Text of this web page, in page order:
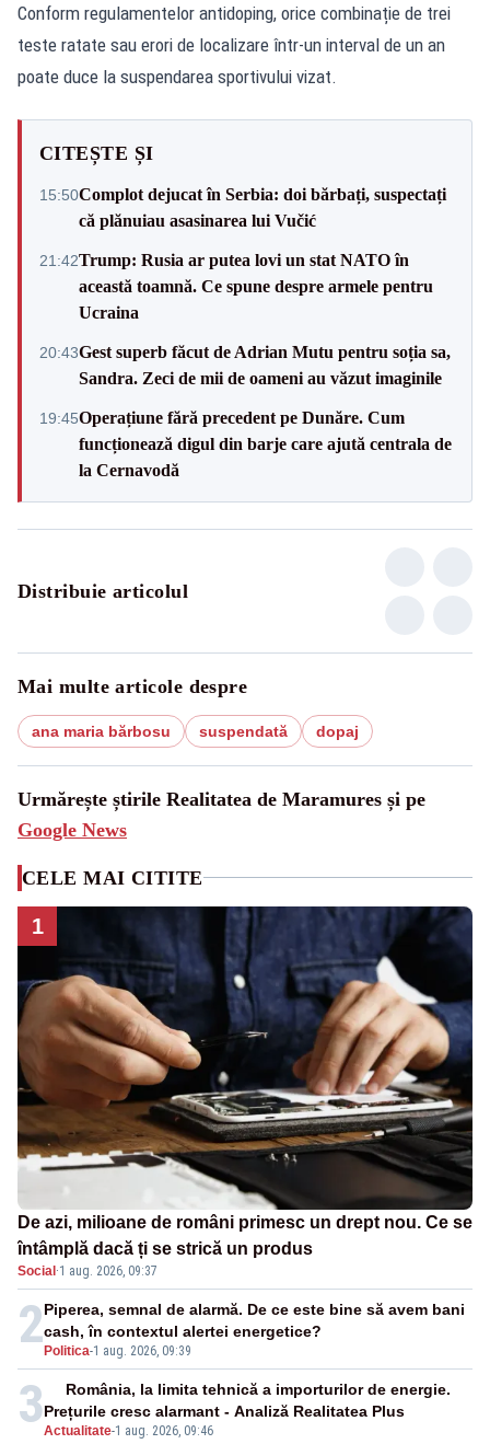
Conform regulamentelor antidoping, orice combinație de trei
teste ratate sau erori de localizare într-un interval de un an
poate duce la suspendarea sportivului vizat.
CITEȘTE ȘI
15:50Complot dejucat în Serbia: doi bărbați, suspectați
că plănuiau asasinarea lui Vučić
21:42Trump: Rusia ar putea lovi un stat NATO în
această toamnă. Ce spune despre armele pentru
Ucraina
20:43Gest superb făcut de Adrian Mutu pentru soția sa,
Sandra. Zeci de mii de oameni au văzut imaginile
19:45Operațiune fără precedent pe Dunăre. Cum
funcționează digul din barje care ajută centrala de
la Cernavodă
Distribuie articolul
Mai multe articole despre
ana maria bărbosu suspendată dopaj
Urmărește știrile Realitatea de Maramures și pe
Google News
CELE MAI CITITE
1
De azi, milioane de români primesc un drept nou. Ce se
întâmplă dacă ți se strică un produs
Social ·1 aug. 2026, 09:37
2 Politica-1 aug. 2026, 09:39
Piperea, semnal de alarmă. De ce este bine să avem bani
cash, în contextul alertei energetice?
3Actualitate-1 aug. 2026, 09:46
România, la limita tehnică a importurilor de energie.
Prețurile cresc alarmant - Analiză Realitatea Plus